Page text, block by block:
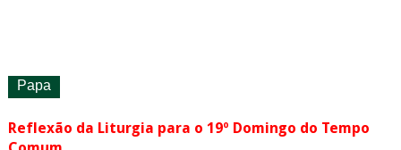
Papa
Reflexão da Liturgia para o 19º Domingo do Tempo